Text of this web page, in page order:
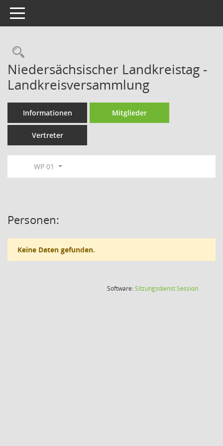
Toggle navigation
Rechercheauswahl
Niedersächsischer Landkreistag -
Landkreisversammlung
Informationen Mitglieder
Vertreter
WP 01
Personen:
Keine Daten gefunden.
Software:SitzungsdienstSession(Wird in